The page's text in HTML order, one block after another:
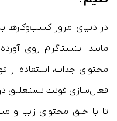
در دنیای امروز
مانند اینستاگرام روی
محتوای جذاب، استفاده
فعال‌سازی فونت نستعلیق در
تا با خلق محتوای زیبا و